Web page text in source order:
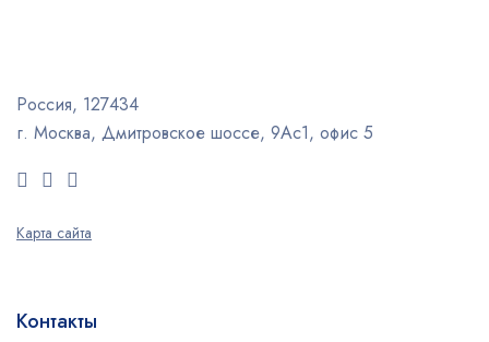
Россия, 127434
г. Москва, Дмитровское шоссе, 9Ас1, офис 5
Карта сайта
Контакты